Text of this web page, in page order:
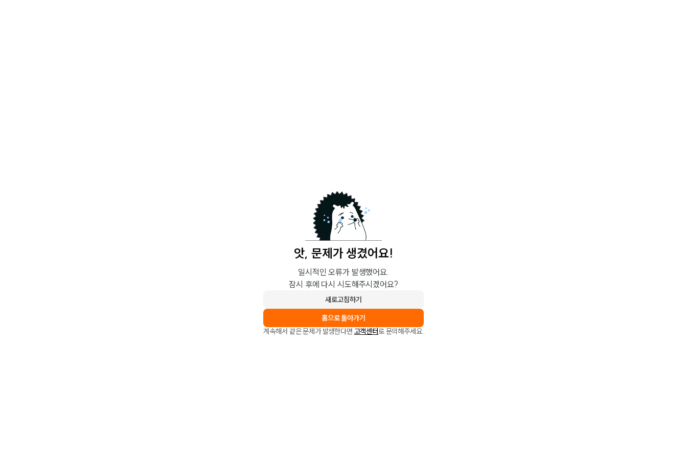
앗, 문제가 생겼어요!
일시적인 오류가 발생했어요.
잠시 후에 다시 시도해주시겠어요?
새로고침하기
홈으로 돌아가기
계속해서 같은 문제가 발생한다면 고객센터로 문의해주세요.